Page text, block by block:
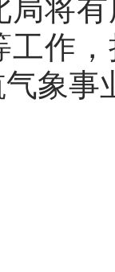
局将
工作
象事